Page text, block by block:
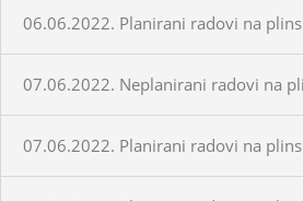
06.06.2022. Planirani radovi na
07.06.2022. Neplanirani radovi na
07.06.2022. Planirani radovi na